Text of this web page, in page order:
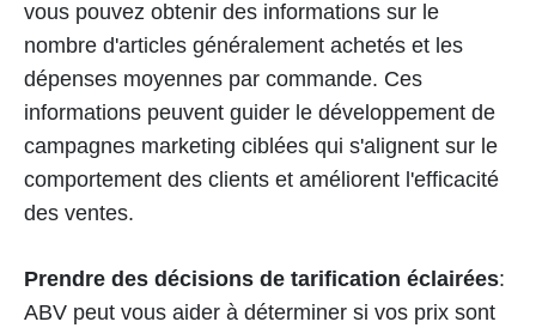
vous pouvez obtenir des informations sur le
nombre d'articles généralement achetés et les
dépenses moyennes par commande. Ces
informations peuvent guider le développement de
campagnes marketing ciblées qui s'alignent sur le
comportement des clients et améliorent l'efficacité
des ventes.
Prendre des décisions de tarification éclairées:
ABV peut vous aider à déterminer si vos prix sont